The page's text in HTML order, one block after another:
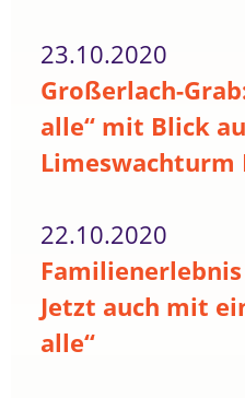
23.10.2020
Großerlach-
alle“ mit Blick
Limeswachturm
22.10.2020
Jetzt auch mit
alle“